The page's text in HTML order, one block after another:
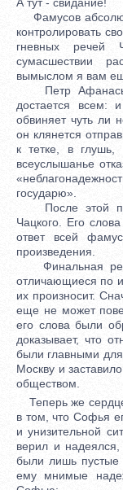
Фамусов
контролировать
гневных речей
сумасшествии
вымыслом я вам
Петр
достается всем:
обвиняет чуть ли
он клянется
к тетке, в
всеуслышанье
государю».
После этой
Чацкого. Его
ответ всей
произведения.
Финальная
отличающиеся по
их произносит.
еще не может
его слова были
доказывает, что
были главными для
Москву и
обществом.
Теперь же
в том, что Софья
и унизительной
верил и надеялся,
были лишь
ему мнимые